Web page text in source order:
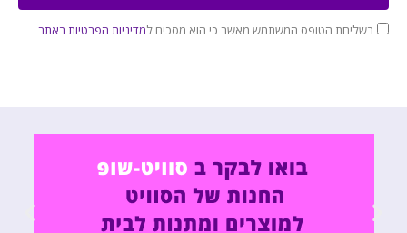
בשליחת הטופס המשתמש מאשר כי הוא מסכים למדיניות הפרטיות באתר